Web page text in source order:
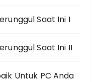
Saat Ini I
Saat Ini II
Untuk PC Anda